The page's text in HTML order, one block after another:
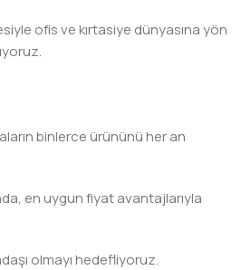
ofis ve kırtasiye dünyasına yön
binlerce ürününü her an
en uygun fiyat avantajlarıyla
olmayı hedefliyoruz.